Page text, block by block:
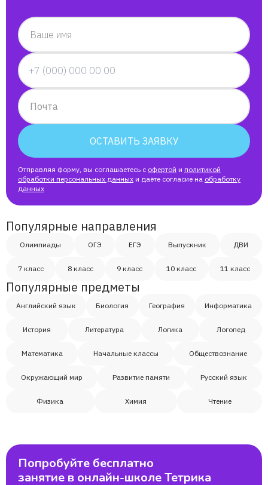
Ваше имя
Почта
ОСТАВИТЬ ЗАЯВКУ
Отправляя форму, вы соглашаетесь с офертой и политикой
обработки персональных данных и даёте согласие на обработку
данных
Популярные направления
Олимпиады ОГЭ ЕГЭ Выпускник ДВИ
7 класс 8 класс 9 класс 10 класс 11 класс
Популярные предметы
Английский язык Биология География Информатика
История Литература Логика Логопед
Математика Начальные классы Обществознание
Окружающий мир Развитие памяти Русский язык
Физика Химия Чтение
Попробуйте бесплатно
занятие в онлайн-школе Тетрика